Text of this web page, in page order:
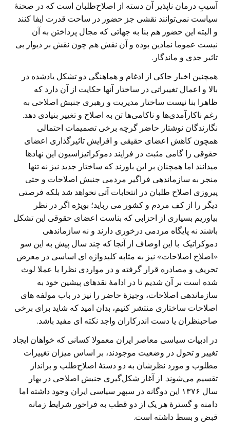
آسیبِ درمان ناپذیر آن دسته از اصلاح‌طلبان است که در صحنۀ
سیاست نمی‌توانند نقشی جز حضور در ساحت قدرت ایفا کنند
و البته این حضور هم بنا به جهاتی که مجال پرداختن به آن
نیست عموما نمادین بوده و آن نقش هم چون نقش بر دیوار بی
تاثیر جدی و ماندگار.
همچنین اخبار حاکی از ادغام و هماهنگی دو تشکل یادشده در
بالا و اعمال تغییراتی در ساختار آنها حکایت از آن دارد که
ظاهرا بنا نیست ساختار مدیریت و رهبری جنبش اصلاحی به
رغم ناکارآمدی‌ها و ناکامی‌ها تن به اصلاح و تغییر بنیادی دهد.
نگارندگان نوشتار حاضر گرچه برخی تصمیمات احتمالی
همچون کاهش اعضای حقیقی و افزایش تاثیرگذاری اعضای
حقوقی را گامی مثبت در فرایند دموکراتیزاسیون این نهادها
میدانند اما همچنان بر این باورند که ساختار جدید نیز نه تنها
منجر به سازماندهی فراگیر مردمی جنبش اصلاحات و حتی
پیروزی اصلاح طلبان در انتخابات آتی نخواهد شد بلکه فرصتی
دیگر را از کف مردم و کشور می رباید؛ بویژه اگر در نظر
بیاوریم بسیاری از احزابی که بناست اعضای حقوقی این تشکل
باشند نه پایگاه مردمی درخوری دارند و نه سازماندهی
دموکراتیک. با این اوصاف از آنجا که چند سال پیش به این سو
«اصلاح اصلاحات» نیز به مثابه کلیدواژه ای اساسی در معرض
تحریف و مصادره قرار گرفته و در مواردی نظرا یا عملا لوث
شده است بر آن شدیم تا در ادامۀ نقدهای پیشین خود به
سازماندهی اصلاحات، وجیزۀ حاضر را نیز در باب مولفه های
اصلاحات ساختاری منتشر کنیم، بدان امید که شاید برای برخی
صاحبنظران یا دست اندرکاران واجد نکته ای مفید باشد.
در ادبیات سیاسی معاصر ایران معمولا کسانی که خواهان ایجاد
تغییر و تحول در وضعیت موجودند، بر اساس میزان تغییرات
مطلوب و مورد نظرشان به دو دستۀ اصلاح‌طلب و برانداز
تقسیم می‌شوند. از آغاز شکل‌گیری جنبش اصلاحی در بهار
سال ۱۳۷۶ این دوگانه در سپهر سیاسی ایران وجود داشته اما
دامنه و گسترۀ هر یک از دو قطب به فراخور شرایط زمانه
قبض و بسط داشته است.